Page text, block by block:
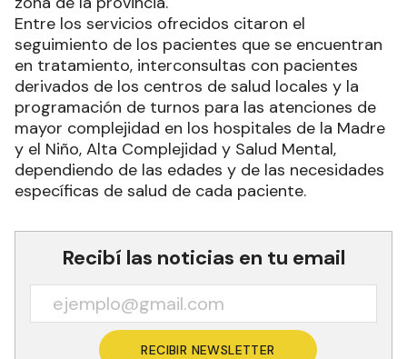
Entre los servicios ofrecidos citaron el
seguimiento de los pacientes que se encuentran
en tratamiento, interconsultas con pacientes
derivados de los centros de salud locales y la
programación de turnos para las atenciones de
mayor complejidad en los hospitales de la Madre
y el Niño, Alta Complejidad y Salud Mental,
dependiendo de las edades y de las necesidades
específicas de salud de cada paciente.
Recibí las noticias en tu email
RECIBIR NEWSLETTER